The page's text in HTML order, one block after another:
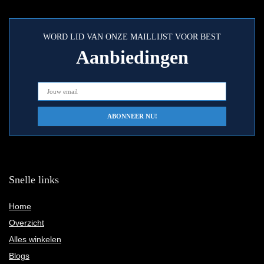
WORD LID VAN ONZE MAILLIJST VOOR BEST
Aanbiedingen
Snelle links
Home
Overzicht
Alles winkelen
Blogs